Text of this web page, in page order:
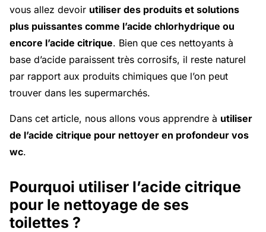
vous allez devoir utiliser des produits et solutions
plus puissantes comme l’acide chlorhydrique ou
encore l’acide citrique. Bien que ces nettoyants à
base d’acide paraissent très corrosifs, il reste naturel
par rapport aux produits chimiques que l’on peut
trouver dans les supermarchés.
Dans cet article, nous allons vous apprendre à utiliser
de l’acide citrique pour nettoyer en profondeur vos
wc.
Pourquoi utiliser l’acide citrique
pour le nettoyage de ses
toilettes ?